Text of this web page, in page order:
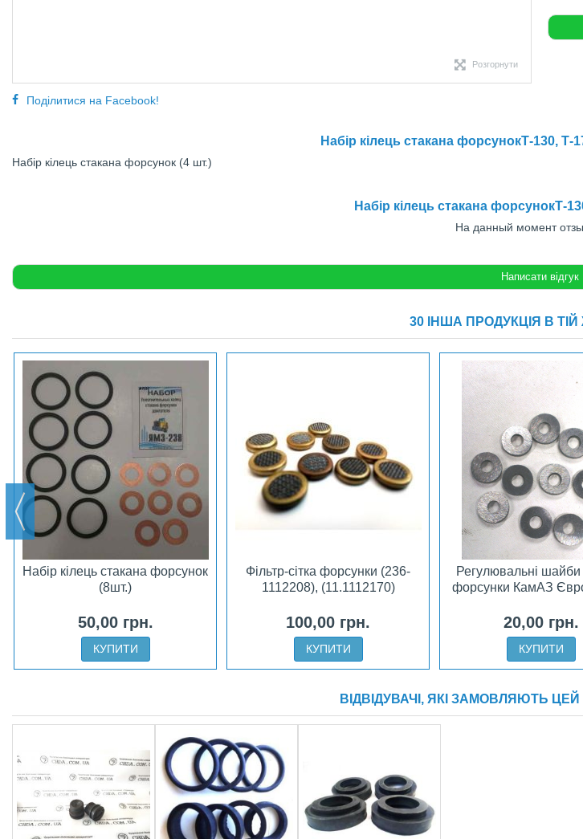
Розгорнути
Поділитися на Facebook!
Набір кілець стакана форсунокТ-130, Т-
Набір кілець стакана форсунок (4 шт.)
Набір кілець стакана форсунокТ-
На данный момент
30 ІНША ПРОДУКЦІЯ В ТІЙ
Набір кілець стакана форсунок
(8шт.)
50,00 грн.
КУПИТИ
Фільтр-сітка форсунки (236-
1112208), (11.1112170)
100,00 грн.
КУПИТИ
Регулювальні шайби
форсунки КамАЗ
20,00 грн.
КУПИТИ
ВІДВІДУВАЧІ, ЯКІ ЗАМОВЛЯЮТЬ